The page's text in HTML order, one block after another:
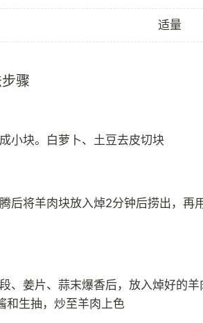
适量
骤
小块。白萝卜、土豆去皮切块
后将羊肉块放入焯2分钟后捞出，再
、姜片、蒜末爆香后，放入焯好的
和生抽，炒至羊肉上色